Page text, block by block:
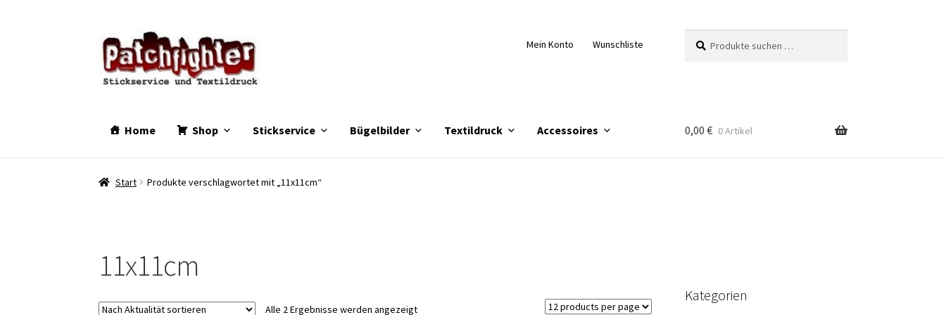
Zur
Navigation
springen
Zum
Inhalt
springen
Mein Konto Wunschliste
nach:
Home Shop Stickservice Bügelbilder Textildruck Accessoires 0,00 € 0 Artikel
Start Produkte verschlagwortet mit „11x11cm“
11x11cm
Alle 2 Ergebnisse werden angezeigtNach
Kategorien